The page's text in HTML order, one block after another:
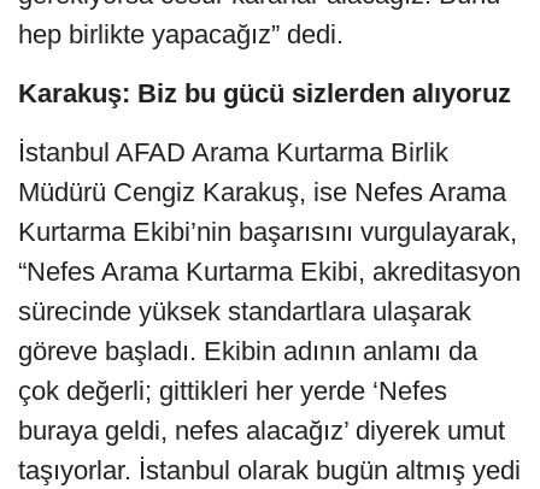
hep birlikte yapacağız” dedi.
Karakuş: Biz bu gücü sizlerden alıyoruz
İstanbul AFAD Arama Kurtarma Birlik
Müdürü Cengiz Karakuş, ise Nefes Arama
Kurtarma Ekibi’nin başarısını vurgulayarak,
“Nefes Arama Kurtarma Ekibi, akreditasyon
sürecinde yüksek standartlara ulaşarak
göreve başladı. Ekibin adının anlamı da
çok değerli; gittikleri her yerde ‘Nefes
buraya geldi, nefes alacağız’ diyerek umut
taşıyorlar. İstanbul olarak bugün altmış yedi